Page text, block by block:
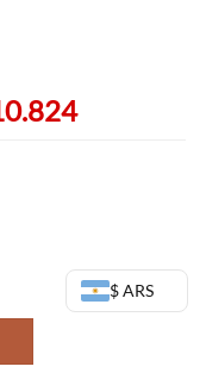
$ ARS
- Banpresto cantidad